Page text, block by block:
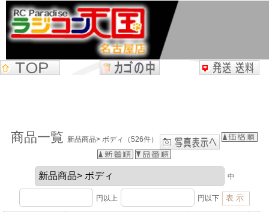
商品一覧 新品商品> ボディ（526件）
中
円以上 円以下